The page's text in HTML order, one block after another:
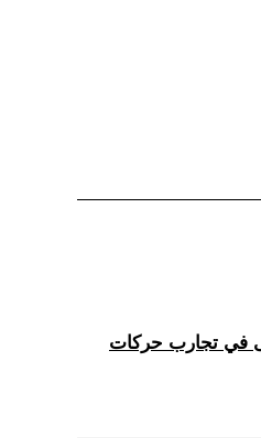
في تجارب حركات